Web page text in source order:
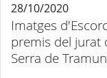
Imatges
premis del jurat
Serra de
28/10/2020